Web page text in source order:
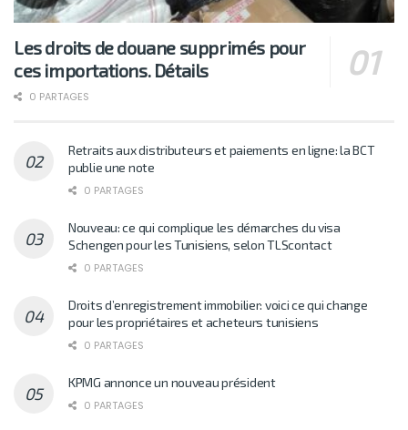
Les droits de douane supprimés pour
ces importations. Détails
0 PARTAGES
Retraits aux distributeurs et paiements en ligne: la BCT
publie une note
0 PARTAGES
Nouveau: ce qui complique les démarches du visa
Schengen pour les Tunisiens, selon TLScontact
0 PARTAGES
Droits d’enregistrement immobilier: voici ce qui change
pour les propriétaires et acheteurs tunisiens
0 PARTAGES
KPMG annonce un nouveau président
0 PARTAGES